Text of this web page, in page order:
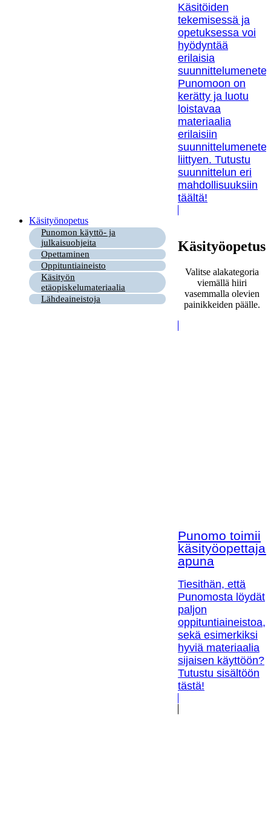
Käsitöiden
tekemisessä ja
opetuksessa voi
hyödyntää
erilaisia
Punomoon on
kerätty ja luotu
loistavaa
materiaalia
erilaisiin
liittyen. Tutustu
suunnittelun eri
mahdollisuuksiin
täältä!
Käsityönopetus
Punomon käyttö- ja
julkaisuohjeita
Opettaminen
Oppituntiaineisto
Käsityön
etäopiskelumateriaalia
Lähdeaineistoja
Käsityöopetus
Valitse alakategoria
viemällä hiiri
vasemmalla olevien
painikkeiden päälle.
Punomo toimii
apuna
Tiesithän, että
Punomosta löydät
paljon
oppituntiaineistoa,
sekä esimerkiksi
hyviä materiaalia
sijaisen käyttöön?
Tutustu sisältöön
tästä!